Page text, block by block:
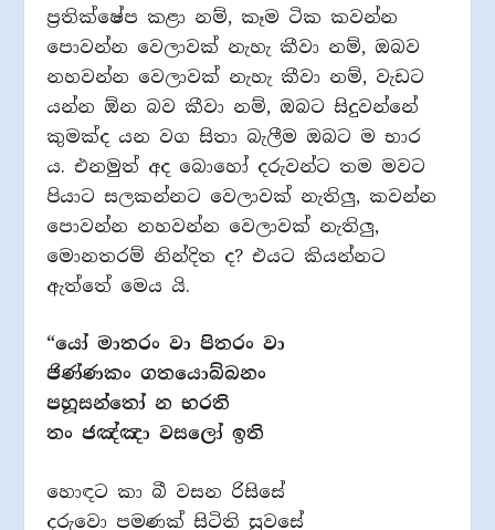
ප්‍රතික්ෂේප කළා නම්, කෑම ටික කවන්න
පොවන්න වෙලාවක් නැහැ කීවා නම්, ඔබව
නහවන්න වෙලාවක් නැහැ කීවා නම්, වැඩට
යන්න ඕන බව කීවා නම්, ඔබට සිදුවන්නේ
කුමක්ද යන වග සිතා බැලීම ඔබට ම භාර
ය. එනමුත් අද බොහෝ දරුවන්ට තම මවට
පියාට සලකන්නට වෙලාවක් නැතිලු, කවන්න
පොවන්න නහවන්න වෙලාවක් නැතිලු,
මොනතරම් නින්දිත ද? එයට කියන්නට
ඇත්තේ මෙය යි.
“යෝ මාතරං වා පිතරං වා
ජිණ්ණකං ගතයොබ්බනං
පහූසන්තෝ න භරති
තං ජඤ්ඤා වසලෝ ඉති
හොඳට කා බී වසන රිසිසේ
දරුවො පමණක් සිටිති සුවසේ